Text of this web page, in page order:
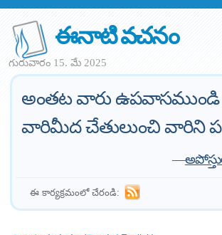
ఈనాటి వచనం
గురువారం 15. మే 2025
అంతట వారు ఉపవాసముండి
వారిమీద చేతులుంచి వారిని
—
ఈ కార్యక్రమంలో చేరండి: